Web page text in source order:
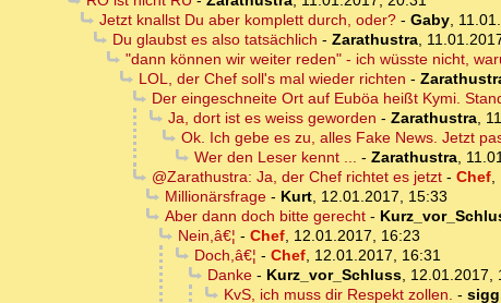
Jetzt knallst Du aber komplett durch, oder?- Gaby,
Du glaubst es also tatsächlich - Zarathustra,
"dann können wir weiter reden" - ich wüsste nicht,
LOL, der Chef soll's mal wieder richten -
Der eingeschneite Ort auf Euböa heißt Kymi.
Ja, dort ist es weiss geworden - Zarathustra,
Ok. Ich gebe es zu, alles Fake News. Jetzt
Wer den Leser kennt ... - Zarathustra,
@Zarathustra: Ja, der Chef richtet es jetzt- Chef,
Millionärsfrage- Kurt, 12.01.2017, 15:33
Aber dann doch bitte gerecht-
Nein,â€¦ - Chef, 12.01.2017, 16:23
Doch,â€¦ - Chef, 12.01.2017, 16:31
Danke- Kurz_vor_Schluss, 12.01.2017,
KvS, ich muss dir Respekt zollen. -